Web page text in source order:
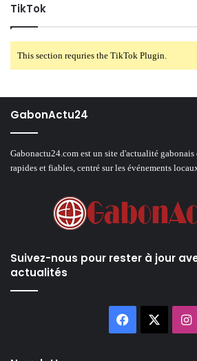
TikTok
This section requries the TikTok Plugin.
GabonActu24
Gabonactu24.com est un site d'actualité
rapides et fiables, centré sur les événements
Suivez-nous pour rester à jour
actualités
Facebook